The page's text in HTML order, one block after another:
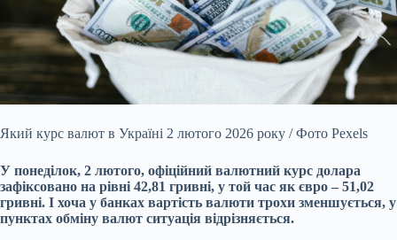
Який курс валют в Україні 2 лютого 2026 року / Фото Pexels
У понеділок, 2 лютого, офіційний валютний курс долара
зафіксовано на рівні 42,81 гривні, у той час як євро – 51,02
гривні. І хоча у банках вартість валюти трохи зменшується, у
пунктах обміну валют ситуація відрізняється.